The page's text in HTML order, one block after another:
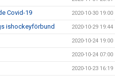
Covid-19 2020-10-30 19:00
ishockeyförbund 2020-10-29 19:44
2020-10-24 19:00
2020-10-24 07:00
2020-10-23 16:19